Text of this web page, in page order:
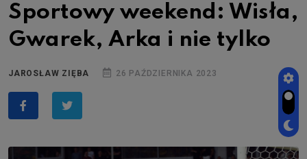
Sportowy weekend: Wisła,
Gwarek, Arka i nie tylko
JAROSŁAW ZIĘBA 26 PAŹDZIERNIKA 2023